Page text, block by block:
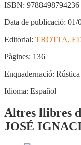
ISBN: 9788498794236
Data de publicació: 01/
Editorial: TROTTA,
Pàgines: 136
Enquadernació: Rústica
Idioma: Español
Altres llibres
JOSÉ